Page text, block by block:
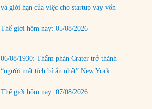
và giới hạn của việc cho startup vay vốn
Thế giới hôm nay: 05/08/2026
06/08/1930: Thẩm phán Crater trở thành
“người mất tích bí ẩn nhất” New York
Thế giới hôm nay: 07/08/2026